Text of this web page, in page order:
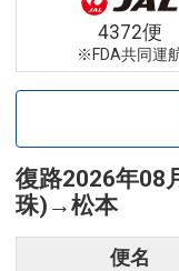
4372便
※FDA共同運
復路2026年08
珠) →松本
便名